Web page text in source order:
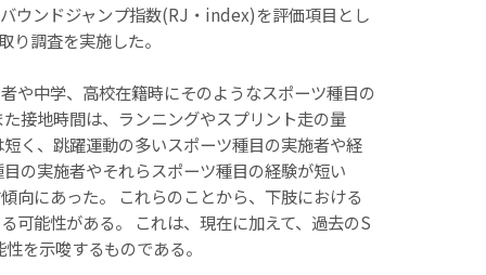
ウンドジャンプ指数(RJ・index)を評価項目とし
調査を実施した。
や中学、高校在籍時にそのようなスポーツ種目の
接地時間は、ランニングやスプリント走の量
く、跳躍運動の多いスポーツ種目の実施者や経
の実施者やそれらスポーツ種目の経験が短い
向にあった。 これらのことから、下肢における
可能性がある。 これは、現在に加えて、過去のS
を示唆するものである。